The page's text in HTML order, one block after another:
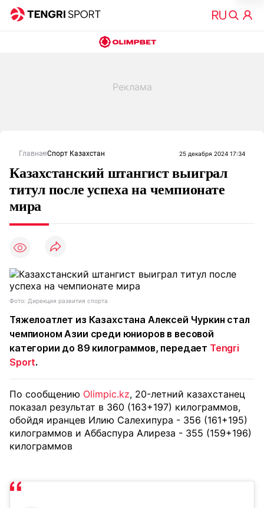
ГлавнаяСпорт Казахстан 25 декабря 2024 17:34
Казахстанский штангист выиграл
титул после успеха на чемпионате
мира
Фото: Дирекция развития спорта
Тяжелоатлет из Казахстана Алексей Чуркин стал
чемпионом Азии среди юниоров в весовой
категории до 89 килограммов, передает Tengri
Sport.
По сообщению Olimpic.kz, 20-летний казахстанец
показал результат в 360 (163+197) килограммов,
обойдя иранцев Илию Салехипура - 356 (161+195)
килограммов и Аббаспура Алиреза - 355 (159+196)
килограммов